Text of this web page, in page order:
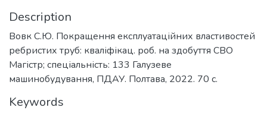
Description
Вовк С.Ю. Покращення експлуатаційних властивостей
ребристих труб: кваліфікац. роб. на здобуття СВО
Магістр; спеціальність: 133 Галузеве
машинобудування, ПДАУ. Полтава, 2022. 70 с.
Keywords